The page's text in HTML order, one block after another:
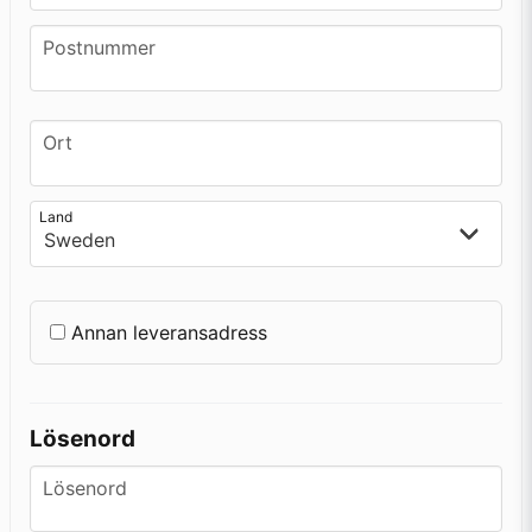
frontend.form.billing_address.postcode
Postnummer
frontend.form.billing_address.city
Ort
frontend.form.billing_address.country
Land
Annan leveransadress
Lösenord
Lösenord
Lösenord